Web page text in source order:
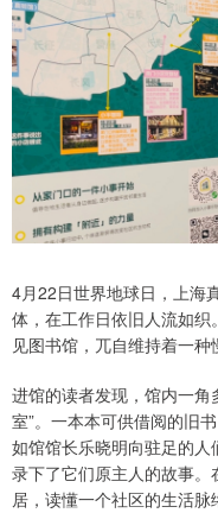
4月22日世界地球日，上海
体，在工作日依旧人流如
见图书馆，兀自维持着一种
进馆的读者发现，馆内一角
室”。一本本可供借阅的旧
如馆馆长乐晓明向驻足的
录下了它们原主人的故事
居，读懂一个社区的生活脉